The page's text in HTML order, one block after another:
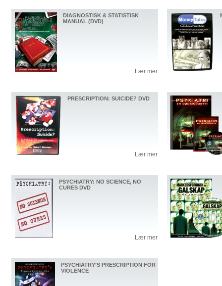
DIAGNOSTISK & STATISTISK
MANUAL (DVD)
Lær mer
PRESCRIPTION: SUICIDE? DVD
Lær mer
PSYCHIATRY: NO SCIENCE, NO
CURES DVD
Lær mer
PSYCHIATRY’S PRESCRIPTION FOR
VIOLENCE